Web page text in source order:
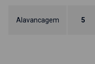
Alavancagem 5